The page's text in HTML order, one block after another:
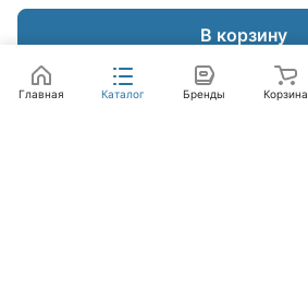
В корзину
Главная Каталог Бренды Корзина